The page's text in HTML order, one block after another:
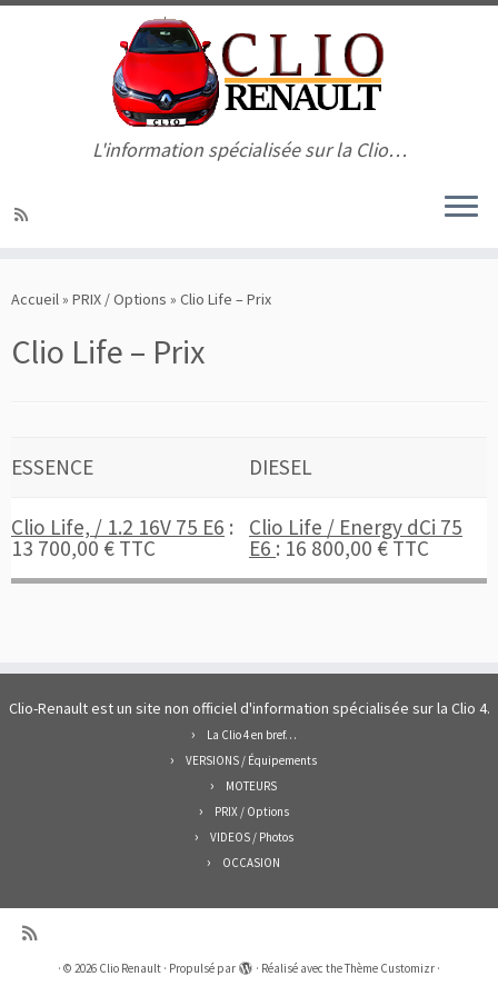
au
L'information spécialisée sur la Clio…
Accueil» PRIX / Options » Clio Life – Prix
Clio Life – Prix
ESSENCE DIESEL
Clio Life, / 1.2 16V 75 E6 :
13 700,00 € TTC
Clio Life / Energy dCi 75
E6 : 16 800,00 € TTC
Clio-Renault est un site non officiel d'information spécialisée sur la Clio 4.
La Clio 4 en bref…
VERSIONS / Équipements
MOTEURS
PRIX / Options
VIDEOS / Photos
OCCASION
· © 2026 Clio Renault · Propulsé par · Réalisé avec theThème Customizr ·